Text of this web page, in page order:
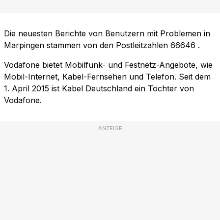
Die neuesten Berichte von Benutzern mit Problemen in
Marpingen stammen von den Postleitzahlen 66646 .
Vodafone bietet Mobilfunk- und Festnetz-Angebote, wie
Mobil-Internet, Kabel-Fernsehen und Telefon. Seit dem
1. April 2015 ist Kabel Deutschland ein Tochter von
Vodafone.
ANZEIGE